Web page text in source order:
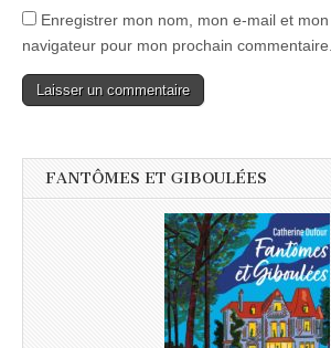
Enregistrer mon nom, mon e-mail et
navigateur pour mon prochain commentaire.
FANTÔMES ET GIBOULÉES